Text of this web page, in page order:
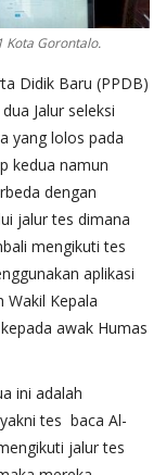
Kota Gorontalo.
Didik Baru (PPDB)
Jalur seleksi
yang lolos pada
kedua namun
dengan
jalur tes dimana
mengikuti tes
aplikasi
Wakil Kepala
awak Humas
ini adalah
tes baca Al-
jalur tes